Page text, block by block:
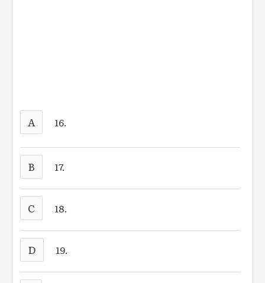
A 16.
B 17.
C 18.
D 19.